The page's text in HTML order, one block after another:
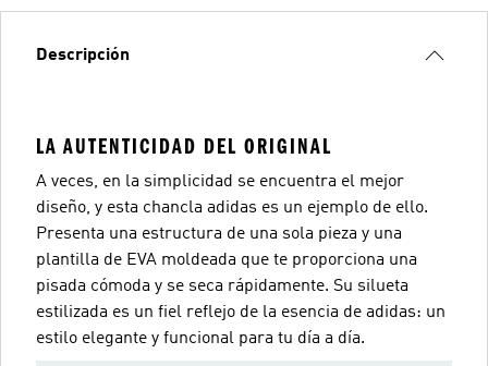
Descripción
LA AUTENTICIDAD DEL ORIGINAL
A veces, en la simplicidad se encuentra el mejor
diseño, y esta chancla adidas es un ejemplo de ello.
Presenta una estructura de una sola pieza y una
plantilla de EVA moldeada que te proporciona una
pisada cómoda y se seca rápidamente. Su silueta
estilizada es un fiel reflejo de la esencia de adidas: un
estilo elegante y funcional para tu día a día.